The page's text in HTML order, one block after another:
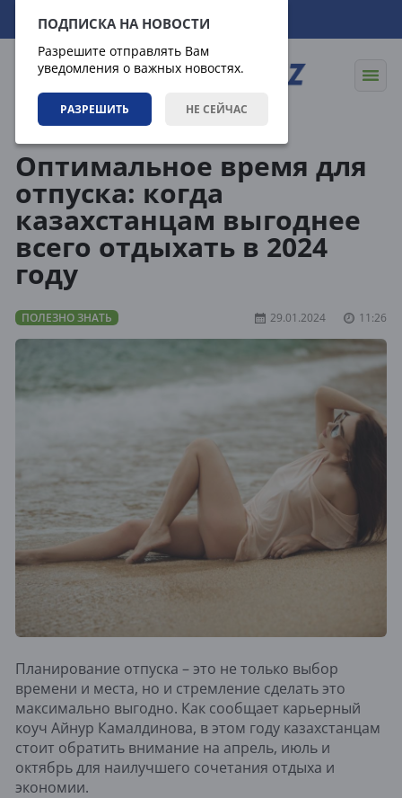
ПОДПИСКА НА НОВОСТИ
Разрешите отправлять Вам
уведомления о важных новостях.
РАЗРЕШИТЬ НЕ СЕЙЧАС
06.08.2026 07:23:06
Оптимальное время для
отпуска: когда
казахстанцам выгоднее
всего отдыхать в 2024
году
ПОЛЕЗНО ЗНАТЬ 29.01.2024 11:26
Планирование отпуска – это не только выбор
времени и места, но и стремление сделать это
максимально выгодно. Как сообщает карьерный
коуч Айнур Камалдинова, в этом году казахстанцам
стоит обратить внимание на апрель, июль и
октябрь для наилучшего сочетания отдыха и
экономии.